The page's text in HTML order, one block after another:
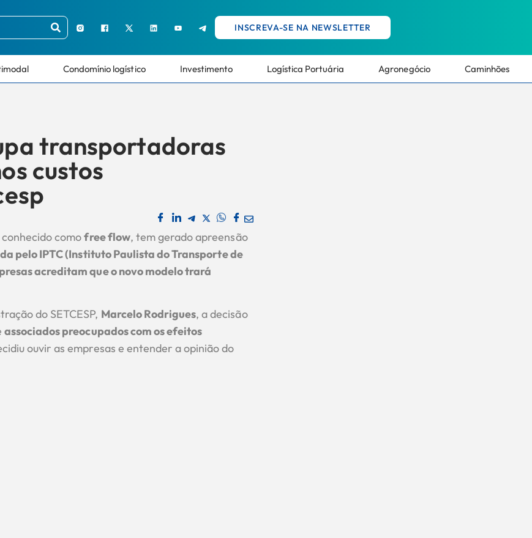
INSCREVA-SE NA NEWSLETTER
Condomínio logístico Investimento Logística Portuária Agronegócio Caminhões
transportadoras
custos
conhecido comofree flow, tem gerado apreensão
pelo IPTC (Instituto Paulista do Transporte de
acreditam que o novo modelo trará
do SETCESP, Marcelo Rodrigues, a decisão
associados preocupados com os efeitos
ouvir as empresas e entender a opinião do